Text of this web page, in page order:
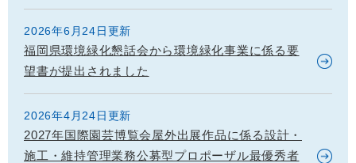
2026年6月24日更新
福岡県環境緑化懇話会から環境緑化事業に係る要
望書が提出されました
2026年4月24日更新
2027年国際園芸博覧会屋外出展作品に係る設計・
施工・維持管理業務公募型プロポーザル最優秀者